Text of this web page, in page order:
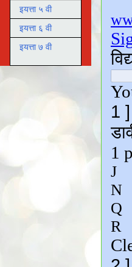
इयत्ता ५ वी
इयत्ता ६ वी
इयत्ता ७ वी